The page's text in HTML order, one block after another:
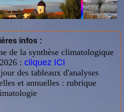
infos :
de la synthèse climatologique
: cliquez ICI
des tableaux d'analyses
et annuelles : rubrique